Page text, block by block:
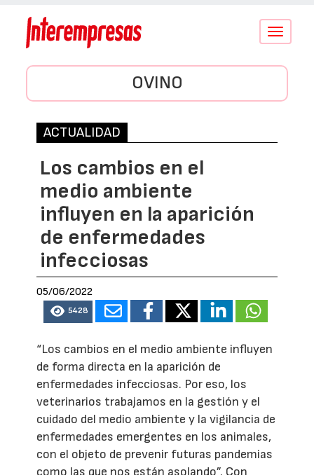
Conmutar
OVINO
ACTUALIDAD
Los cambios en el
medio ambiente
influyen en la aparición
de enfermedades
infecciosas
05/06/2022
5428
“Los cambios en el medio ambiente influyen
de forma directa en la aparición de
enfermedades infecciosas. Por eso, los
veterinarios trabajamos en la gestión y el
cuidado del medio ambiente y la vigilancia de
enfermedades emergentes en los animales,
con el objeto de prevenir futuras pandemias